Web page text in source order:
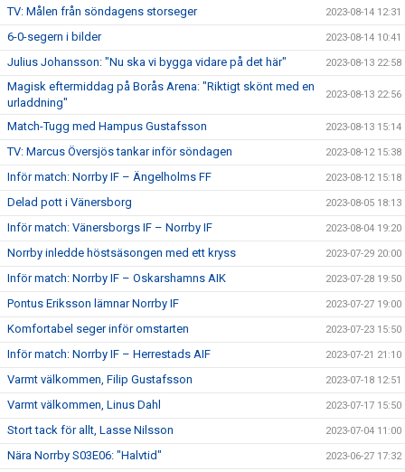
TV: Målen från söndagens storseger 2023-08-14 12:31
6-0-segern i bilder 2023-08-14 10:41
Julius Johansson: "Nu ska vi bygga vidare på det här" 2023-08-13 22:58
Magisk eftermiddag på Borås Arena: "Riktigt skönt med en
urladdning"
2023-08-13 22:56
Match-Tugg med Hampus Gustafsson 2023-08-13 15:14
TV: Marcus Översjös tankar inför söndagen 2023-08-12 15:38
Inför match: Norrby IF – Ängelholms FF 2023-08-12 15:18
Delad pott i Vänersborg 2023-08-05 18:13
Inför match: Vänersborgs IF – Norrby IF 2023-08-04 19:20
Norrby inledde höstsäsongen med ett kryss 2023-07-29 20:00
Inför match: Norrby IF – Oskarshamns AIK 2023-07-28 19:50
Pontus Eriksson lämnar Norrby IF 2023-07-27 19:00
Komfortabel seger inför omstarten 2023-07-23 15:50
Inför match: Norrby IF – Herrestads AIF 2023-07-21 21:10
Varmt välkommen, Filip Gustafsson 2023-07-18 12:51
Varmt välkommen, Linus Dahl 2023-07-17 15:50
Stort tack för allt, Lasse Nilsson 2023-07-04 11:00
Nära Norrby S03E06: "Halvtid" 2023-06-27 17:32